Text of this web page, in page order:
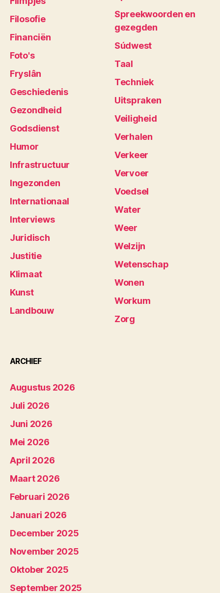
Filosofie
Financiën
Foto's
Fryslân
Geschiedenis
Gezondheid
Godsdienst
Humor
Infrastructuur
Ingezonden
Internationaal
Interviews
Juridisch
Justitie
Klimaat
Kunst
Landbouw
Spreekwoorden en
gezegden
Súdwest
Taal
Techniek
Uitspraken
Veiligheid
Verhalen
Verkeer
Vervoer
Voedsel
Water
Weer
Welzijn
Wetenschap
Wonen
Workum
Zorg
ARCHIEF
Augustus 2026
Juli 2026
Juni 2026
Mei 2026
April 2026
Maart 2026
Februari 2026
Januari 2026
December 2025
November 2025
Oktober 2025
September 2025